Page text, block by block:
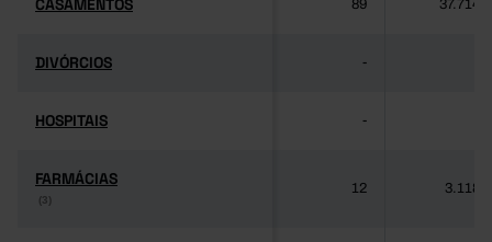
CASAMENTOS
CASAMENTOS 89 37.714
DIVÓRCIOS
DIVÓRCIOS -
HOSPITAIS
HOSPITAIS -
FARMÁCIAS
(3)
FARMÁCIAS
(3)
12 3.118